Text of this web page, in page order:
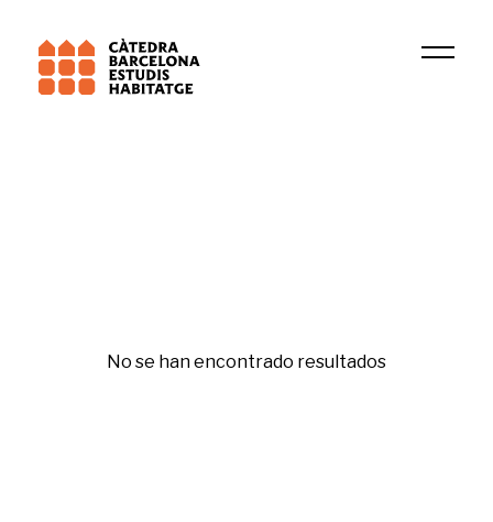
No se han encontrado resultados